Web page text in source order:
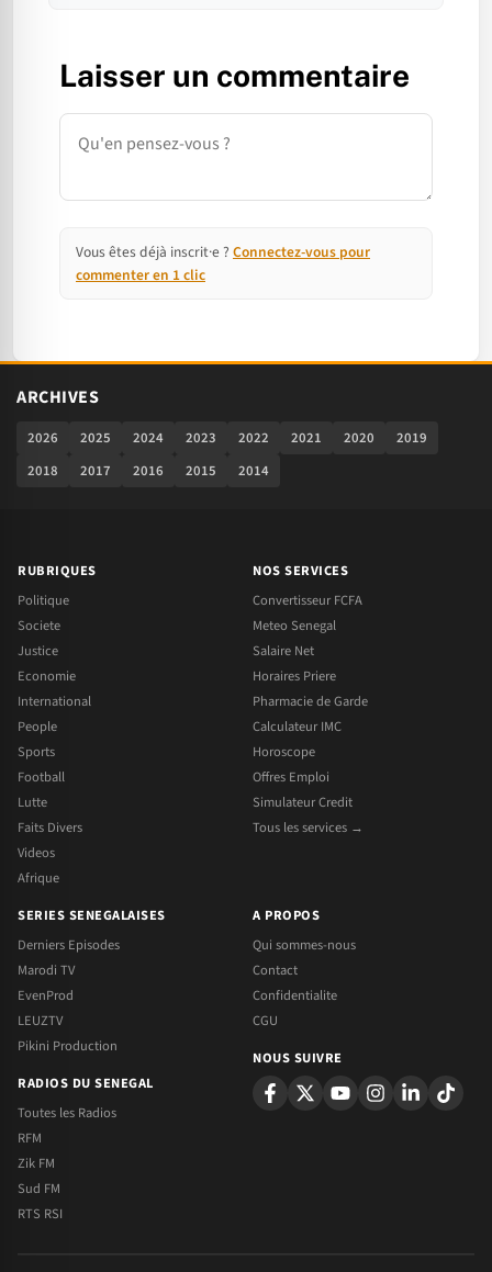
Laisser un commentaire
Commentaire
Vous êtes déjà inscrit·e ? Connectez-vous pour
commenter en 1 clic
ARCHIVES
2026 2025 2024 2023 2022 2021 2020
2019
2018
2017 2016 2015 2014
RUBRIQUES
Politique
Societe
Justice
Economie
International
People
Sports
Football
Lutte
Faits Divers
Videos
Afrique
NOS SERVICES
Convertisseur FCFA
Meteo Senegal
Salaire Net
Horaires Priere
Pharmacie de Garde
Calculateur IMC
Horoscope
Offres Emploi
Simulateur Credit
Tous les services →
SERIES SENEGALAISES
Derniers Episodes
Marodi TV
EvenProd
LEUZTV
Pikini Production
RADIOS DU SENEGAL
Toutes les Radios
RFM
Zik FM
Sud FM
RTS RSI
A PROPOS
Qui sommes-nous
Contact
Confidentialite
CGU
NOUS SUIVRE